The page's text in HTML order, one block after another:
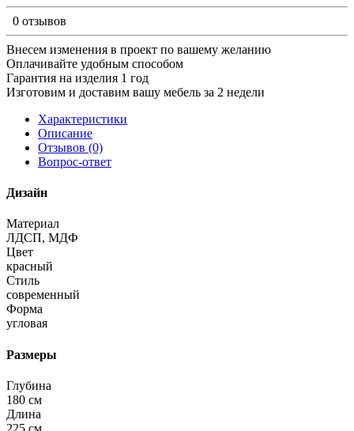
0 отзывов
Внесем изменения в проект по вашему желанию
Оплачивайте удобным способом
Гарантия на изделия 1 год
Изготовим и доставим вашу мебель за 2 недели
Характеристики
Описание
Отзывов (0)
Вопрос-ответ
Дизайн
Материал
ЛДСП, МДФ
Цвет
красный
Стиль
современный
Форма
угловая
Размеры
Глубина
180 см
Длина
225 см